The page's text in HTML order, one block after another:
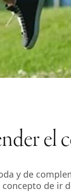
el
y de
de ir